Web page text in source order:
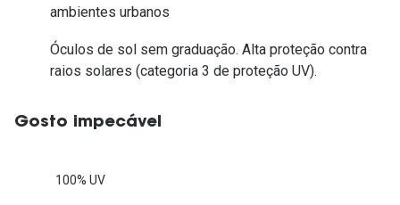
ambientes urbanos
Óculos de sol sem graduação. Alta proteção contra
raios solares (categoria 3 de proteção UV).
Gosto impecável
100% UV